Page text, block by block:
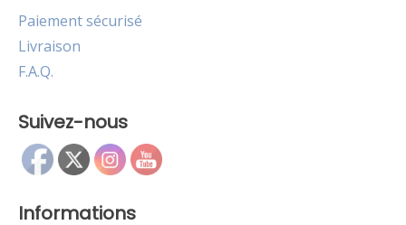
Paiement sécurisé
Livraison
F.A.Q.
Suivez-nous
Informations